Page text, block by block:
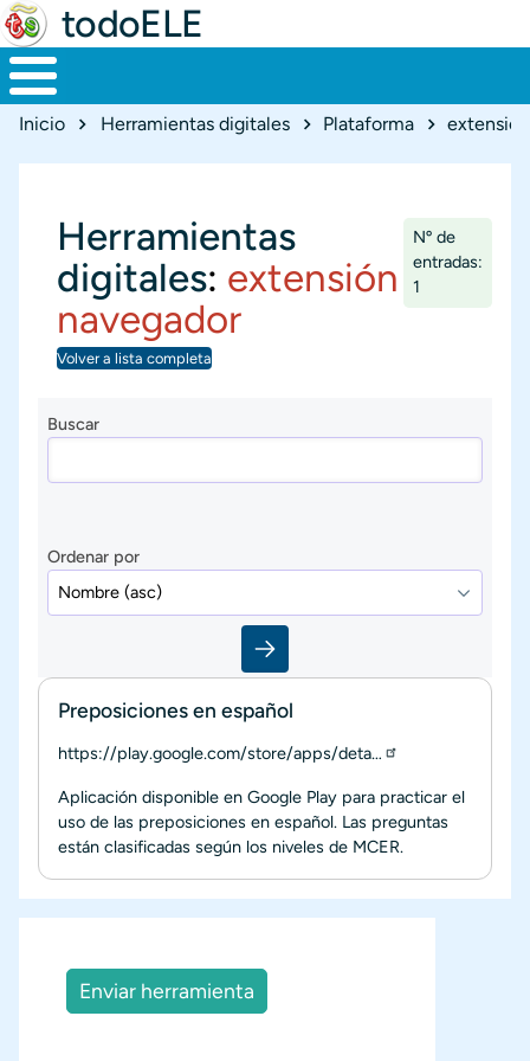
todoELE
Ruta de navegación
Inicio Herramientas digitales Plataforma
Herramientas
digitales: extensión
navegador
Nº de
entradas:
1
Volver a lista completa
Buscar
Ordenar por
Preposiciones en español
https://play.google.com/store/apps/deta…
Aplicación disponible en Google Play para practicar el
uso de las preposiciones en español. Las preguntas
están clasificadas según los niveles de MCER.
Enviar herramienta